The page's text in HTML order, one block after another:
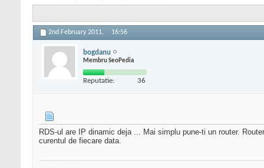
2nd February 2011, 16:56
bogdanu
Membru SeoPedia
Reputatie: 36
RDS-ul are IP dinamic deja ... Mai simplu pune-ti un router.
curentul de fiecare data.